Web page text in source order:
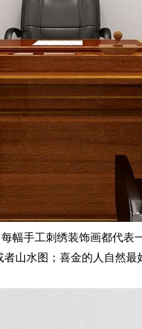
手工刺绣装饰画都代表
山水图；喜金的人自然